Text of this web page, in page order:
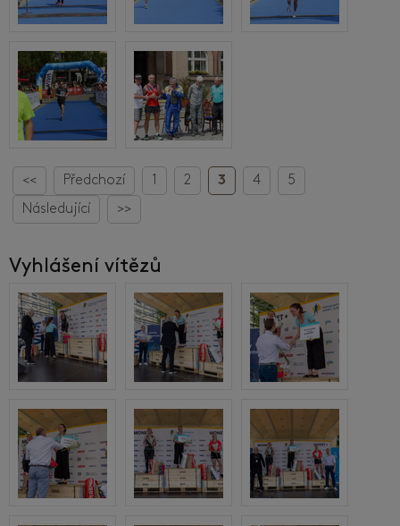
<< Předchozí 1 2 3 4
5
Následující
>>
Vyhlášení vítězů